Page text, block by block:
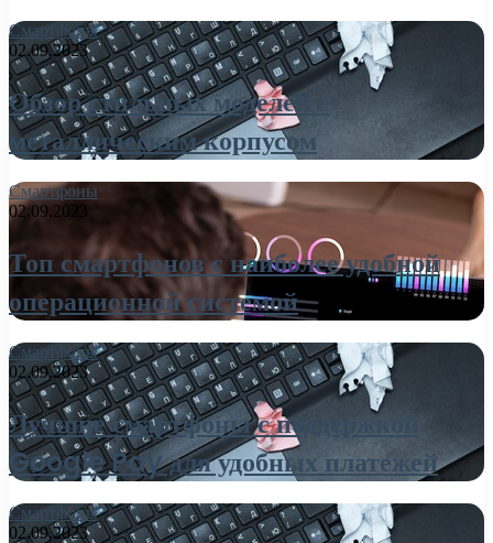
Смартфоны
02.09.2023
Обзор стильных моделей с
металлическим корпусом
Смартфоны
02.09.2023
Топ смартфонов с наиболее удобной
операционной системой
Смартфоны
02.09.2023
Лучшие смартфоны с поддержкой
Google Pay для удобных платежей
Смартфоны
02.09.2023